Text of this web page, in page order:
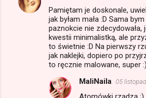
Pamiętam je doskonale,
jak byłam mała :D Sama
paznokcie nie zdecydowała,
kwestii minimalistką, ale
to świetnie :D Na pierwszy
jak naklejki, dopiero po
to ręcznie malowane, super :)
MaliNaila 05